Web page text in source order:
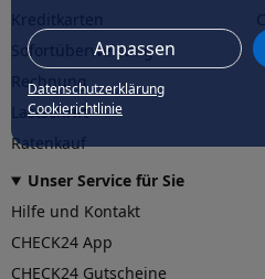
Anpassen
Datenschutzerklärung
Cookierichtlinie
Sofortüberweisung
Rechnung
Lastschrift
Ratenkauf
Unser Service für Sie
Hilfe und Kontakt
CHECK24 App
CHECK24 Gutscheine